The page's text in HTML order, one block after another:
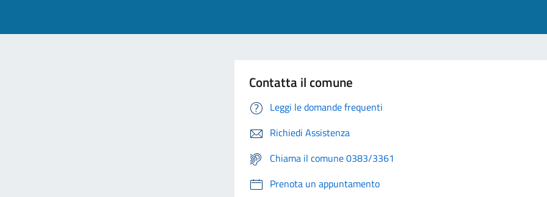
Contatta il comune
Leggi le domande frequenti
Richiedi Assistenza
Chiama il comune 0383/3361
Prenota un appuntamento